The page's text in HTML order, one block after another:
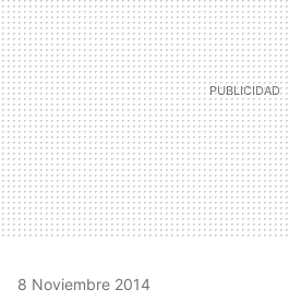
8 Noviembre 2014